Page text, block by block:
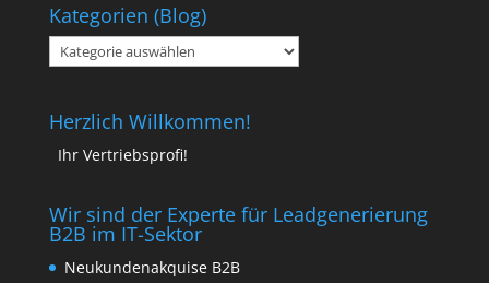
Kategorien (Blog)
Kategorien
(Blog)
Herzlich Willkommen!
Ihr Vertriebsprofi!
Wir sind der Experte für Leadgenerierung
B2B im IT-Sektor
Neukundenakquise B2B